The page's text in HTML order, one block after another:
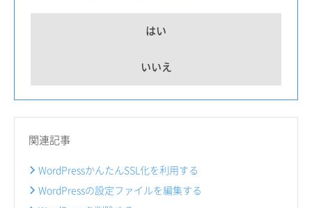
はい
いいえ
関連記事
WordPressかんたんSSL化を利用する
WordPressの設定ファイルを編集する